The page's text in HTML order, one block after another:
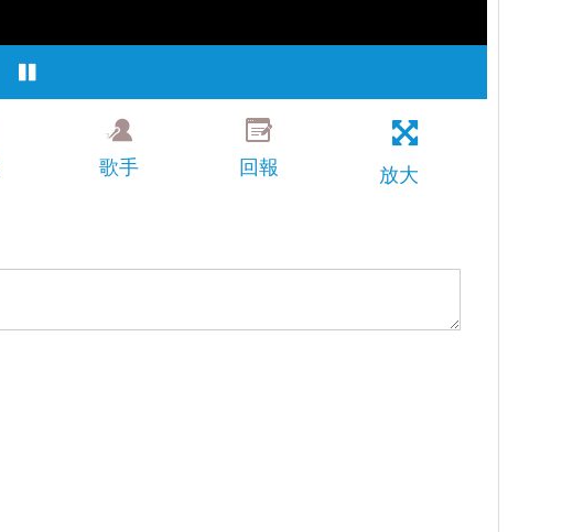
歌手 回報 放大